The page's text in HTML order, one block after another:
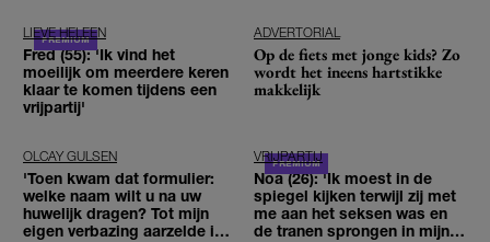
LIEVE HELEEN
Fred (55): 'Ik vind het
moeilijk om meerdere keren
klaar te komen tijdens een
vrijpartij'
ADVERTORIAL
Op de fiets met jonge kids? Zo
wordt het ineens hartstikke
makkelijk
OLCAY GULSEN
'Toen kwam dat formulier:
welke naam wilt u na uw
huwelijk dragen? Tot mijn
eigen verbazing aarzelde ik
VRIJPARTIJ
Noa (26): 'Ik moest in de
spiegel kijken terwijl zij met
me aan het seksen was en
de tranen sprongen in mijn